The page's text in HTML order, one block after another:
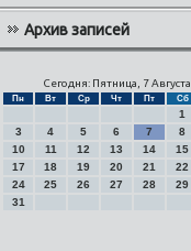
Архив записей
Сегодня: Пятница, 7 Августа
Пн Вт Ср Чт Пт Сб
1
3
4 5 6 7 8
10
11 12 13 14 15
17
18 19 20 21 22
24
25 26 27 28 29
31